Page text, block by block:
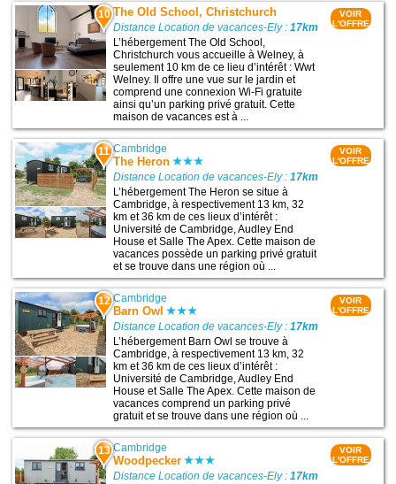
10 The Old School, Christchurch
Distance Location de vacances-Ely :17km
L’hébergement The Old School,
Christchurch vous accueille à Welney, à
seulement 10 km de ce lieu d’intérêt : Wwt
Welney. Il offre une vue sur le jardin et
comprend une connexion Wi-Fi gratuite
ainsi qu’un parking privé gratuit. Cette
maison de vacances est à ...
VOIR
L'OFFRE
11 Cambridge
The Heron
Distance Location de vacances-Ely :17km
L’hébergement The Heron se situe à
Cambridge, à respectivement 13 km, 32
km et 36 km de ces lieux d’intérêt :
Université de Cambridge, Audley End
House et Salle The Apex. Cette maison de
vacances possède un parking privé gratuit
et se trouve dans une région où ...
VOIR
L'OFFRE
12 Cambridge
Barn Owl
Distance Location de vacances-Ely :17km
L’hébergement Barn Owl se trouve à
Cambridge, à respectivement 13 km, 32
km et 36 km de ces lieux d’intérêt :
Université de Cambridge, Audley End
House et Salle The Apex. Cette maison de
vacances comprend un parking privé
gratuit et se trouve dans une région où ...
VOIR
L'OFFRE
13 Cambridge
Woodpecker
Distance Location de vacances-Ely :17km
VOIR
L'OFFRE